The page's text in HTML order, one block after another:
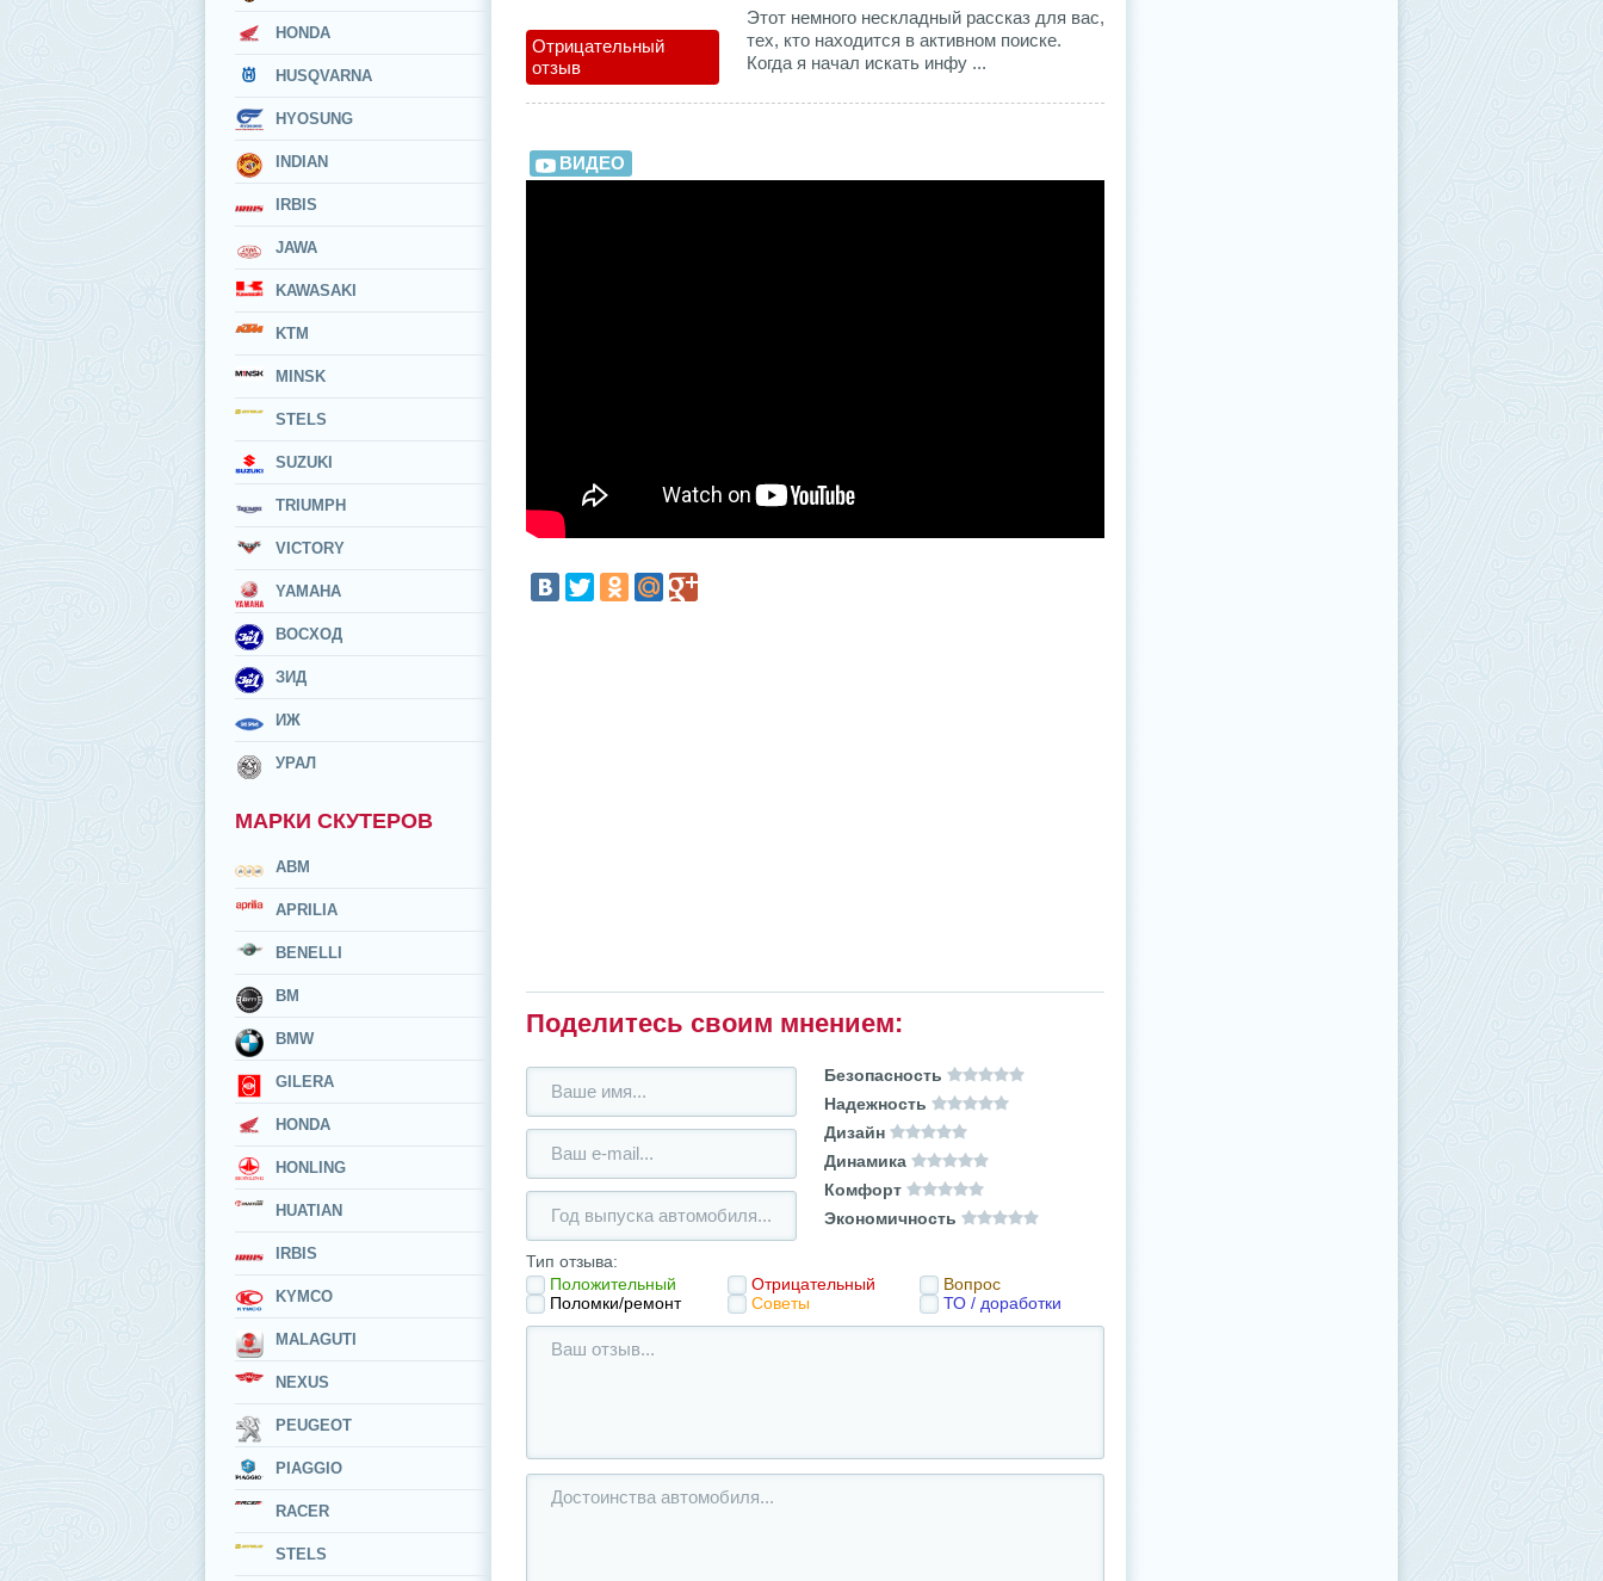
HONDA
HUSQVARNA
HYOSUNG
INDIAN
IRBIS
JAWA
KAWASAKI
KTM
MINSK
STELS
SUZUKI
TRIUMPH
VICTORY
YAMAHA
ВОСХОД
ЗИД
ИЖ
УРАЛ
МАРКИ СКУТЕРОВ
ABM
APRILIA
BENELLI
BM
BMW
GILERA
HONDA
HONLING
HUATIAN
IRBIS
KYMCO
MALAGUTI
NEXUS
PEUGEOT
PIAGGIO
RACER
STELS
Отрицательный
отзыв
Этот немного нескладный рассказ для вас,
тех, кто находится в активном поиске.
Когда я начал искать инфу ...
ВИДЕО
Поделитесь своим мнением:
Безопасность
Надежность
Дизайн
Динамика
Комфорт
Экономичность
Тип отзыва:
Положительный
Отрицательный
Вопрос
Поломки/ремонт
Советы ТО / доработки